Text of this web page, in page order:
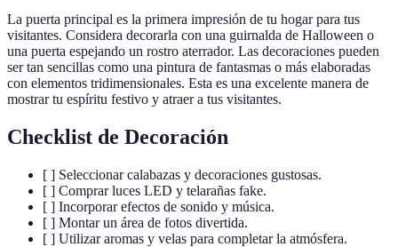
La puerta principal es la primera impresión de tu hogar para tus
visitantes. Considera decorarla con una guirnalda de Halloween o
una puerta espejando un rostro aterrador. Las decoraciones pueden
ser tan sencillas como una pintura de fantasmas o más elaboradas
con elementos tridimensionales. Esta es una excelente manera de
mostrar tu espíritu festivo y atraer a tus visitantes.
Checklist de Decoración
[ ] Seleccionar calabazas y decoraciones gustosas.
[ ] Comprar luces LED y telarañas fake.
[ ] Incorporar efectos de sonido y música.
[ ] Montar un área de fotos divertida.
[ ] Utilizar aromas y velas para completar la atmósfera.